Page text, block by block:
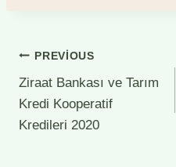
Yazı
gezinmesi
PREVIOUS
Ziraat Bankası ve Tarım
Kredi Kooperatif
Kredileri 2020